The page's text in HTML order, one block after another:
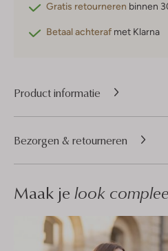
Gratis retourneren binnen
Betaal achteraf met Klarna
Product informatie
Bezorgen & retourneren
Maak je look